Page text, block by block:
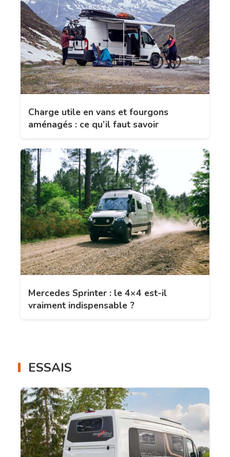
Charge utile en vans et fourgons
aménagés : ce qu’il faut savoir
Mercedes Sprinter : le 4×4 est-il
vraiment indispensable ?
ESSAIS